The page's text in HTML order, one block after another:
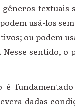
textuais
usá-los
ou podem
Nesse sentido,
dadas